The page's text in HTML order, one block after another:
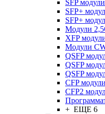
SFP
SFP+
SFP+
Модули
XFP
Модули
QSFP
QSFP
QSFP
CFP
CFP2
+ ЕЩЕ 6